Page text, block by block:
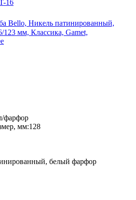
Bello, Никель патинированный,
мм, Классика, Gamet,
фарфор
мм:128
белый фарфор